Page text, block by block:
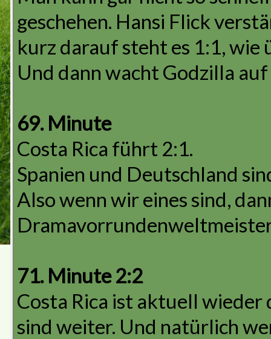
geschehen. Hansi Flick
kurz darauf steht es 1:1, wie
Und dann wacht Godzilla
69. Minute
Costa Rica führt 2:1.
Spanien und Deutschland
Also wenn wir eines sind,
71. Minute 2:2
Costa Rica ist aktuell wieder
sind weiter. Und natürlich